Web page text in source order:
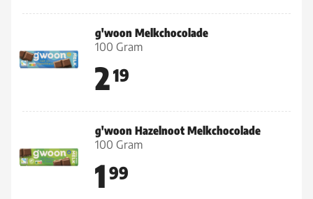
g'woon Melkchocolade
100 Gram
219
g'woon Hazelnoot Melkchocolade
100 Gram
1 99